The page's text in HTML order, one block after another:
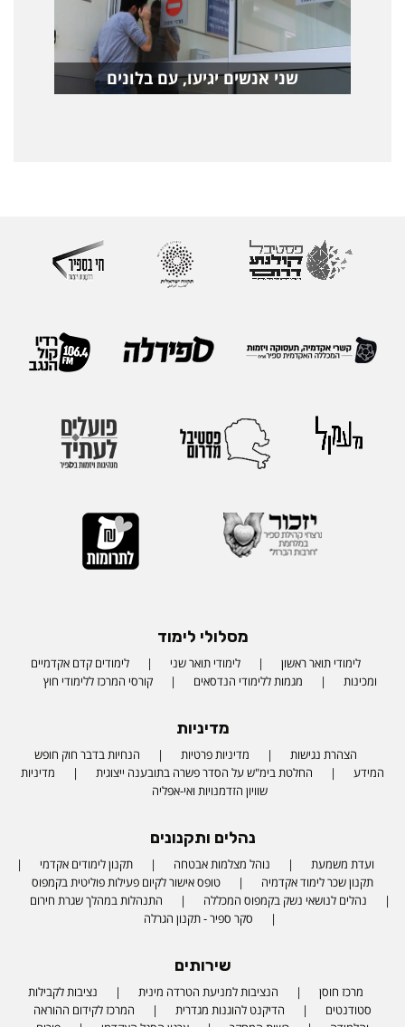
שני אנשים יגיעו, עם בלונים
מסלולי לימוד
לימודי תואר ראשון לימודי תואר שני
לימודים קדם אקדמיים
ומכינות
מגמות ללימודי הנדסאים קורסי המרכז ללימודי חוץ
מדיניות
הצהרת נגישות מדיניות פרטיות
הנחיות בדבר חוק חופש
המידע
החלטת בימ"ש על הסדר פשרה בתובענה ייצוגית
מדיניות
שוויון הזדמנויות ואי-אפליה
נהלים ותקנונים
ועדת משמעת נוהל מצלמות אבטחה
תקנון לימודים אקדמי
תקנון שכר לימוד אקדמיה
טופס אישור לקיום פעילות פוליטית בקמפוס
נהלים לנושאי נשק בקמפוס המכללה
התנהלות במהלך שגרת חירום
סקר ספיר - תקנון הגרלה
שירותים
מרכז חוסן הנציבות למניעת הטרדה מינית
נציבות לקבילות
סטודנטים
הדיקנט להוגנות מגדרית
המרכז לקידום ההוראה